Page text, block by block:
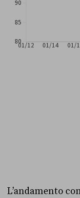
L’andamento